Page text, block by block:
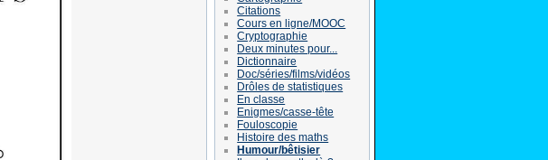
Citations
Cours en ligne/MOOC
Cryptographie
Deux minutes pour...
Dictionnaire
Doc/séries/films/vidéos
Drôles de statistiques
En classe
Enigmes/casse-tête
Fouloscopie
Histoire des maths
Humour/bêtisier